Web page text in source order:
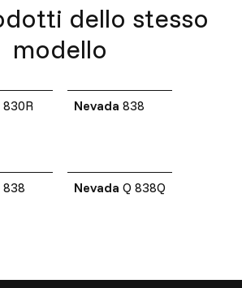
dello stesso
modello
830R Nevada 838
838 Nevada Q 838Q